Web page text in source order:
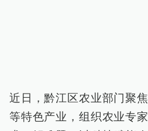
近日，黔江区农业部门聚
等特色产业，组织农业专